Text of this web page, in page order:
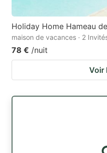
Holiday Home Hameau
maison de vacances · 2
78 € /nuit
Voir